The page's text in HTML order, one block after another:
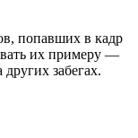
попавших в кадр
их примеру —
забегах.